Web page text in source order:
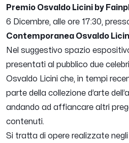
Premio Osvaldo Licini by
6 Dicembre, alle ore 17:30,
Contemporanea Osvaldo
Nel suggestivo spazio
presentati al pubblico due
Osvaldo Licini che, in tempi
parte della collezione d’arte
andando ad affiancare altri
contenuti.
Si tratta di opere realizzate